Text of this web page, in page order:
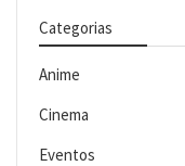
Categorias
Anime
Cinema
Eventos